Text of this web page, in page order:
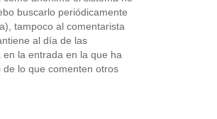
buscarlo periódicamente
tampoco al comentarista
al día de las
la entrada en la que ha
de lo que comenten otros